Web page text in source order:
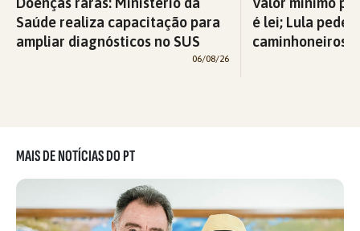
Saúde realiza capacitação para
ampliar diagnósticos no SUS
06/08/26
é lei; Lula pede
caminhoneiros
MAIS DE NOTÍCIAS DO PT